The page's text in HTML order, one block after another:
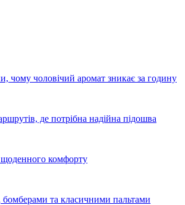
чоловічий аромат зникає за годину
де потрібна надійна підошва
щоденного комфорту
та класичними пальтами